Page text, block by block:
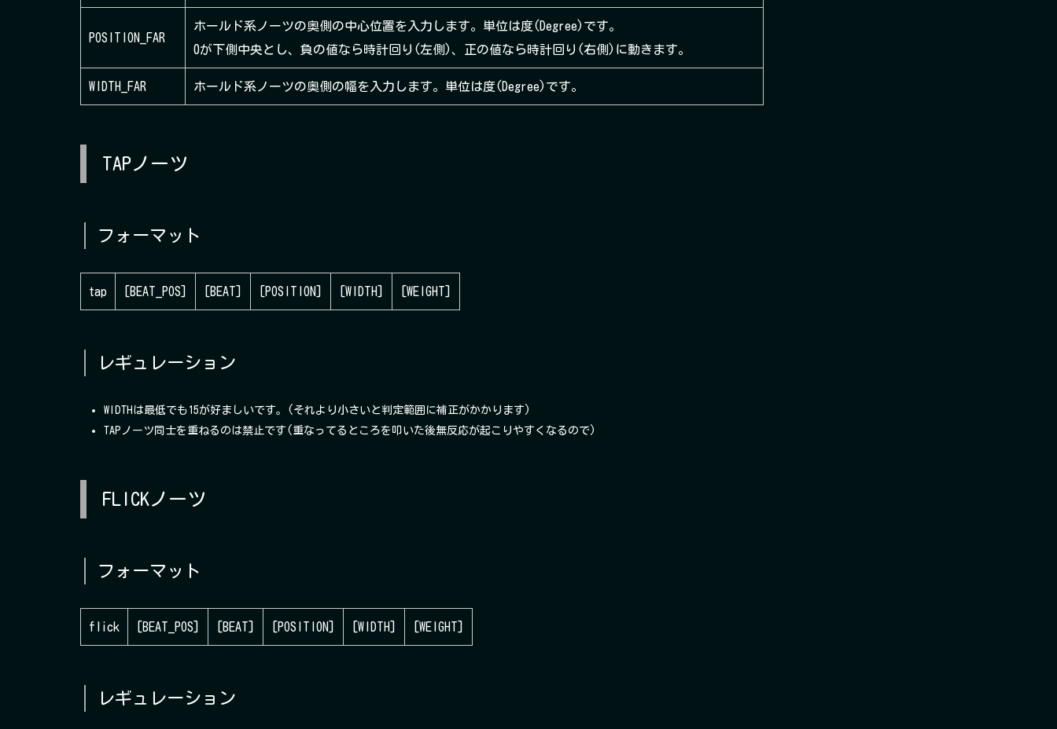
POSITION_FAR
ホールド系ノーツの奥側の中心位置を入力します。単位は度(Degree)です。
0が下側中央とし、負の値なら時計回り(左側)、正の値なら時計回り(右側)に動きます。
WIDTH_FAR ホールド系ノーツの奥側の幅を入力します。単位は度(Degree)です。
TAPノーツ
フォーマット
tap [BEAT_POS] [BEAT] [POSITION] [WIDTH] [WEIGHT]
レギュレーション
WIDTHは最低でも15が好ましいです。(それより小さいと判定範囲に補正がかかります)
TAPノーツ同士を重ねるのは禁止です(重なってるところを叩いた後無反応が起こりやすくなるので)
FLICKノーツ
フォーマット
flick [BEAT_POS] [BEAT] [POSITION] [WIDTH] [WEIGHT]
レギュレーション